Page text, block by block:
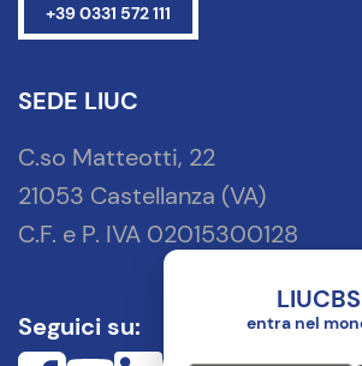
+39 0331 572 111
SEDE LIUC
C.so Matteotti, 22
21053 Castellanza (VA)
C.F. e P. IVA 02015300128
Seguici su: entra nel